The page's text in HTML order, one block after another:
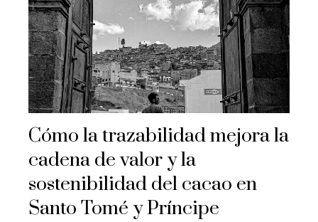
Cómo la trazabilidad mejora la
cadena de valor y la
sostenibilidad del cacao en
Santo Tomé y Príncipe